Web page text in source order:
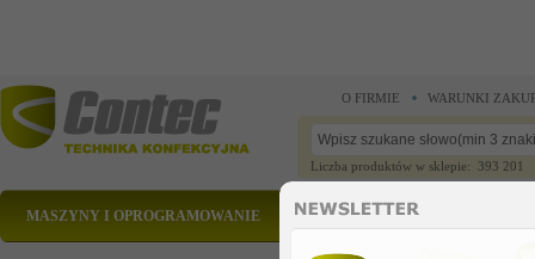
O FIRMIE WARUNKI
Liczba produktów w sklepie: 393 201
MASZYNY I OPROGRAMOWANIE CZĘŚCI ZAMIENNE